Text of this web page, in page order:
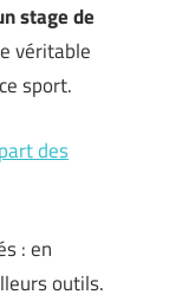
stage de
véritable
sport.
des
: en
outils.